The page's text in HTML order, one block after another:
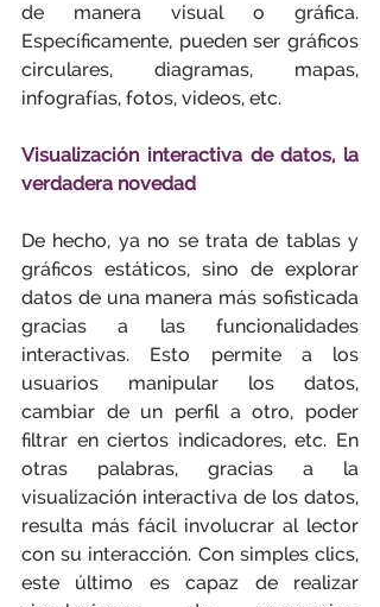
de manera visual o gráfica.
Específicamente, pueden ser gráficos
circulares, diagramas, mapas,
infografías, fotos, videos, etc.
Visualización interactiva de datos, la
verdadera novedad
De hecho, ya no se trata de tablas y
gráficos estáticos, sino de explorar
datos de una manera más sofisticada
gracias a las funcionalidades
interactivas. Esto permite a los
usuarios manipular los datos,
cambiar de un perfil a otro, poder
filtrar en ciertos indicadores, etc. En
otras palabras, gracias a la
visualización interactiva de los datos,
resulta más fácil involucrar al lector
con su interacción. Con simples clics,
este último es capaz de realizar